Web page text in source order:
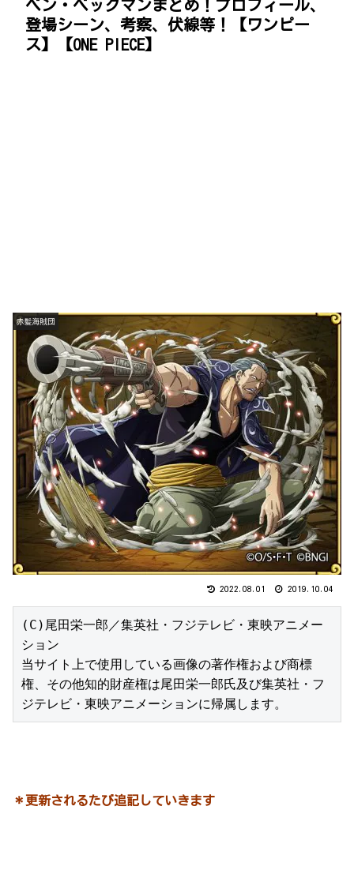
ベン・ベックマンまとめ！プロフィール、
登場シーン、考察、伏線等！【ワンピー
ス】【ONE PIECE】
赤髪海賊団
2022.08.01 2019.10.04
(C)尾田栄一郎／集英社・フジテレビ・東映アニメー
ション
当サイト上で使用している画像の著作権および商標
権、その他知的財産権は尾田栄一郎氏及び集英社・フ
ジテレビ・東映アニメーションに帰属します。
＊更新されるたび追記していきます